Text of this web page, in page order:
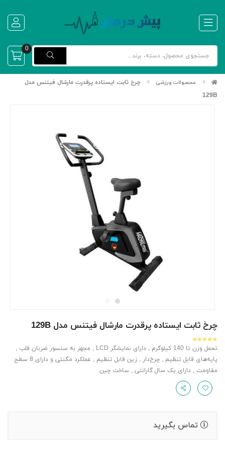
0
محصولات ورزشی
چرخ ثابت ایستاده پرقدرت مارشال فیتنس مدل
129B
چرخ ثابت ایستاده پرقدرت مارشال فیتنس مدل 129B
تحمل وزن تا 140 کیلوگرم , دارای نمایشگر LCD , مجهز به سنسور ضربان قلب ,
پایه‌های قابل ‌تنظیم , چرخ‌دار , زین قابل‌ تنظیم , عملکرد مگنتی و دارای 8 سطح
مقاومت , دارای یک سال گارانتی , ساخت چین
تماس بگیرید